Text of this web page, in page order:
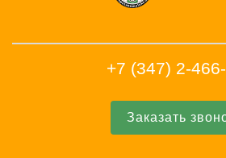
+7 (347) 2-
Заказать